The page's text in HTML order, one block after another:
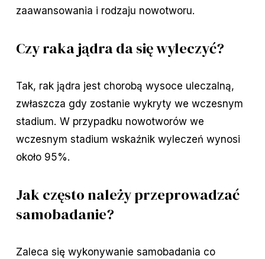
zaawansowania i rodzaju nowotworu.
Czy raka jądra da się wyleczyć?
Tak, rak jądra jest chorobą wysoce uleczalną,
zwłaszcza gdy zostanie wykryty we wczesnym
stadium. W przypadku nowotworów we
wczesnym stadium wskaźnik wyleczeń wynosi
około 95%.
Jak często należy przeprowadzać
samobadanie?
Zaleca się wykonywanie samobadania co